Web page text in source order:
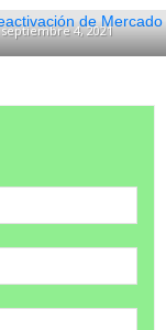
septiembre 4, 2021